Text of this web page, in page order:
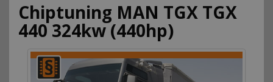
Chiptuning MAN TGX TGX
440 324kw (440hp)